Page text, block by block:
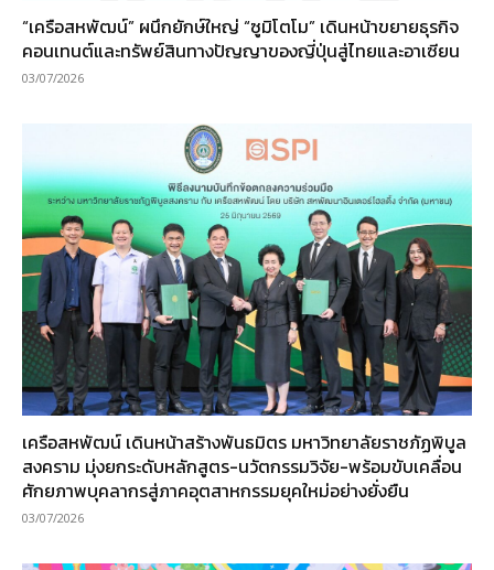
“เครือสหพัฒน์” ผนึกยักษ์ใหญ่ “ซูมิโตโม” เดินหน้าขยายธุรกิจ
คอนเทนต์และทรัพย์สินทางปัญญาของญี่ปุ่นสู่ไทยและอาเซียน
03/07/2026
เครือสหพัฒน์ เดินหน้าสร้างพันธมิตร มหาวิทยาลัยราชภัฏพิบูล
สงคราม มุ่งยกระดับหลักสูตร-นวัตกรรมวิจัย-พร้อมขับเคลื่อน
ศักยภาพบุคลากรสู่ภาคอุตสาหกรรมยุคใหม่อย่างยั่งยืน
03/07/2026